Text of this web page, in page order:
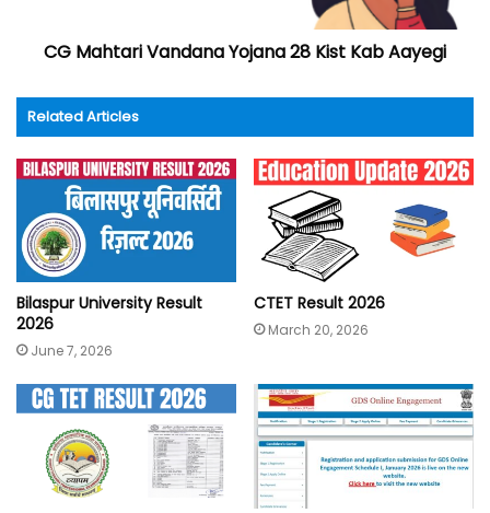
CG Mahtari Vandana Yojana 28 Kist Kab Aayegi
Related Articles
Bilaspur University Result
2026
June 7, 2026
CTET Result 2026
March 20, 2026